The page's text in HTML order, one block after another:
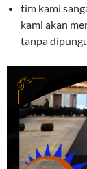
tim kami
kami akan
tanpa